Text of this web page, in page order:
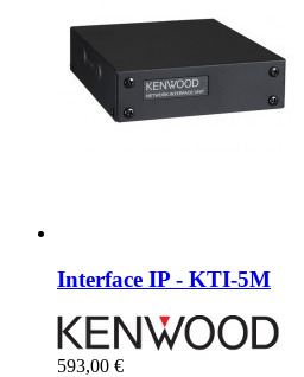
Interface IP - KTI-5M
593,00 €